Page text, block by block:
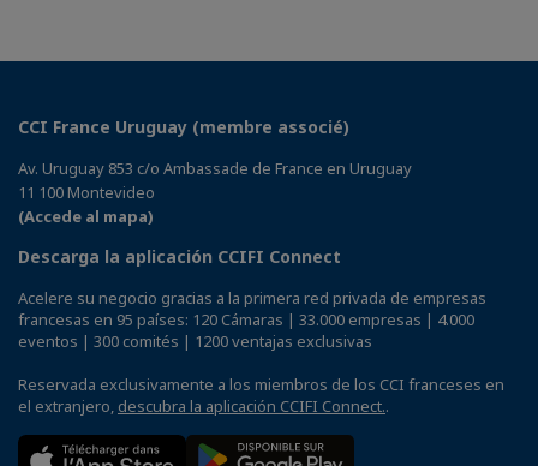
CCI France Uruguay (membre associé)
Av. Uruguay 853 c/o Ambassade de France en Uruguay
11 100 Montevideo
(Accede al mapa)
Descarga la aplicación CCIFI Connect
Acelere su negocio gracias a la primera red privada de empresas
francesas en 95 países: 120 Cámaras | 33.000 empresas | 4.000
eventos | 300 comités | 1200 ventajas exclusivas
Reservada exclusivamente a los miembros de los CCI franceses en
el extranjero, descubra la aplicación CCIFI Connect..